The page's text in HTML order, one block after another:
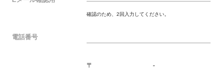
確認のため、2回入力してください。
電話番号
〒 -